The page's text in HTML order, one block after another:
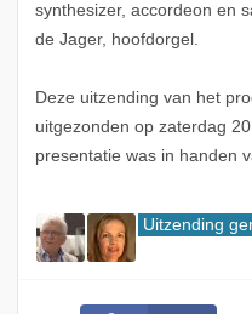
synthesizer, accordeon en
de Jager, hoofdorgel.
Deze uitzending van het
uitgezonden op zaterdag
presentatie was in handen
Uitzending